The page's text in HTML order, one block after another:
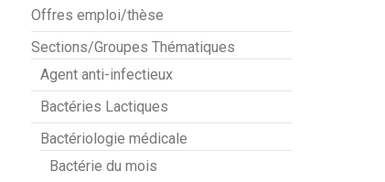
Offres emploi/thèse
Sections/Groupes Thématiques
Agent anti-infectieux
Bactéries Lactiques
Bactériologie médicale
Bactérie du mois